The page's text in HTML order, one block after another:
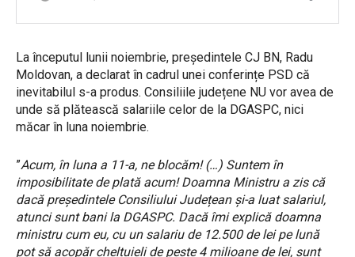
La începutul lunii noiembrie, președintele CJ BN, Radu
Moldovan, a declarat în cadrul unei conferințe PSD că
inevitabilul s-a produs. Consiliile județene NU vor avea de
unde să plătească salariile celor de la DGASPC, nici
măcar în luna noiembrie.
”Acum, în luna a 11-a, ne blocăm! (…) Suntem în
imposibilitate de plată acum! Doamna Ministru a zis că
dacă președintele Consiliului Județean și-a luat salariul,
atunci sunt bani la DGASPC. Dacă îmi explică doamna
ministru cum eu, cu un salariu de 12.500 de lei pe lună
pot să acopăr cheltuieli de peste 4 milioane de lei, sunt